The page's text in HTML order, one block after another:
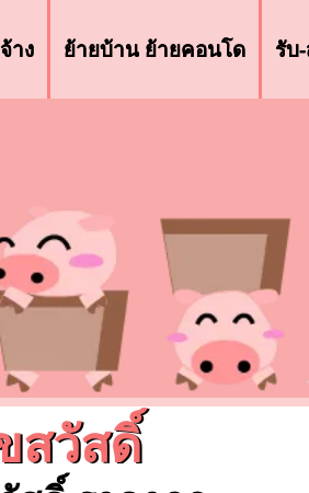
าง ย้ายบ้าน ย้ายคอนโด รับ
สวัสดิ์